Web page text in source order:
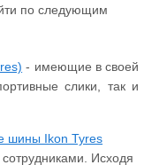
по следующим
- имеющие в своей
слики, так и
шины Ikon Tyres
Исходя